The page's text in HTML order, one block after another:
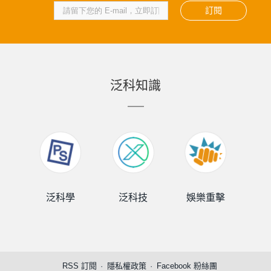
訂閱
泛科知識
泛科學 泛科技 娛樂重擊
RSS 訂閱 隱私權政策 Facebook 粉絲團